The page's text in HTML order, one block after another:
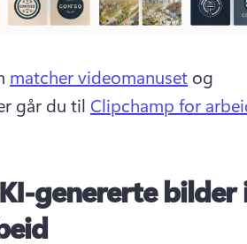
matcher videomanuset og
går du til Clipchamp for
genererte bilder